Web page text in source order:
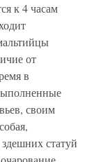
к 4 часам
от
в
своим
статуй